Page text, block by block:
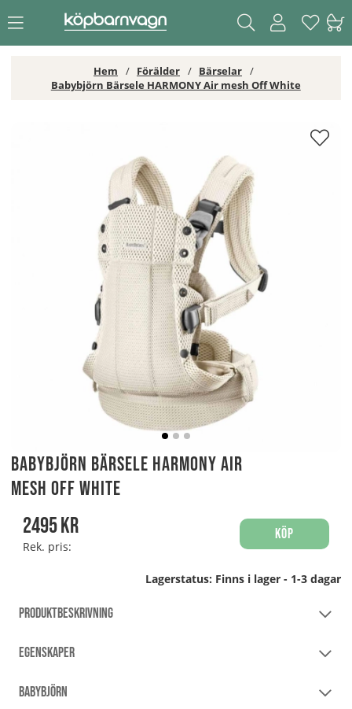
Hem Förälder
Bärselar
Babybjörn Bärsele HARMONY Air mesh Off White
Babybjörn Bärsele HARMONY Air
mesh Off White
2495kr
Rek. pris:
Köp
Lagerstatus: Finns i lager - 1-3 dagar
PRODUKTBESKRIVNING
EGENSKAPER
BABYBJÖRN